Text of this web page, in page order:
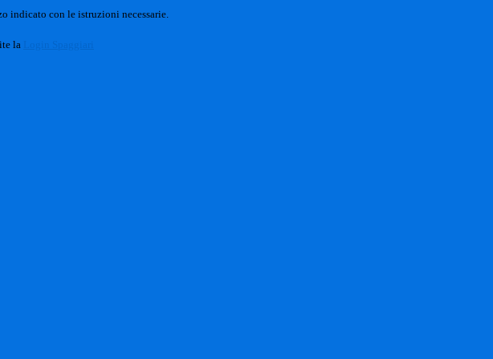
indicato con le istruzioni necessarie.
la Login Spaggiari